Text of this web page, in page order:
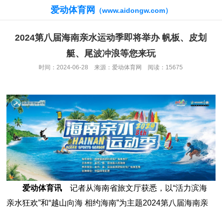
爱动体育网 （www.aidongw.com）
2024第八届海南亲水运动季即将举办 帆板、皮划
艇、尾波冲浪等您来玩
时间：2024-06-28 来源：爱动体育网 阅读：15675
爱动体育讯记者从海南省旅文厅获悉，以“活力滨海
亲水狂欢”和“越山向海 相约海南”为主题2024第八届海南亲